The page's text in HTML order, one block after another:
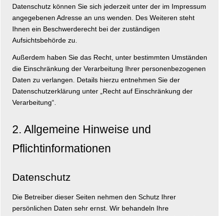
Datenschutz können Sie sich jederzeit unter der im Impressum
angegebenen Adresse an uns wenden. Des Weiteren steht
Ihnen ein Beschwerderecht bei der zuständigen
Aufsichtsbehörde zu.
Außerdem haben Sie das Recht, unter bestimmten Umständen
die Einschränkung der Verarbeitung Ihrer personenbezogenen
Daten zu verlangen. Details hierzu entnehmen Sie der
Datenschutzerklärung unter „Recht auf Einschränkung der
Verarbeitung“.
2. Allgemeine Hinweise und
Pflichtinformationen
Datenschutz
Die Betreiber dieser Seiten nehmen den Schutz Ihrer
persönlichen Daten sehr ernst. Wir behandeln Ihre